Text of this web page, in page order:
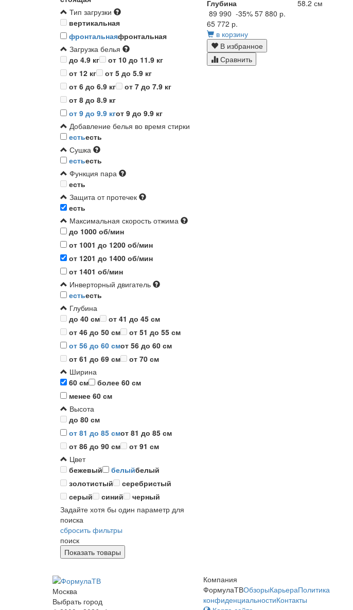
Тип загрузки
вертикальная
фронтальнаяфронтальная
Загрузка белья
до 4.9 кг
от 10 до 11.9 кг
от 12 кг
от 5 до 5.9 кг
от 6 до 6.9 кг
от 7 до 7.9 кг
от 8 до 8.9 кг
от 9 до 9.9 кгот 9 до 9.9 кг
Добавление белья во время стирки
естьесть
Сушка
естьесть
Функция пара
есть
Защита от протечек
есть
Максимальная скорость отжима
до 1000 об/мин
от 1001 до 1200 об/мин
от 1201 до 1400 об/мин
от 1401 об/мин
Инверторный двигатель
естьесть
Глубина
до 40 см
от 41 до 45 см
от 46 до 50 см
от 51 до 55 см
от 56 до 60 смот 56 до 60 см
от 61 до 69 см
от 70 см
Ширина
60 см
более 60 см
менее 60 см
Высота
до 80 см
от 81 до 85 смот 81 до 85 см
от 86 до 90 см
от 91 см
Цвет
бежевый
белыйбелый
золотистый
серебристый
серый
синий
черный
Задайте хотя бы один параметр для
поиска
сбросить фильтры
поиск
Глубина
58.2 см
89 990 -35% 57 880 р.
65 772 р.
в корзину
В избранное
Сравнить
Москва
Выбрать город
Компания
ФормулаТВОбзорыКарьераПолитика
конфиденциальностиКонтакты